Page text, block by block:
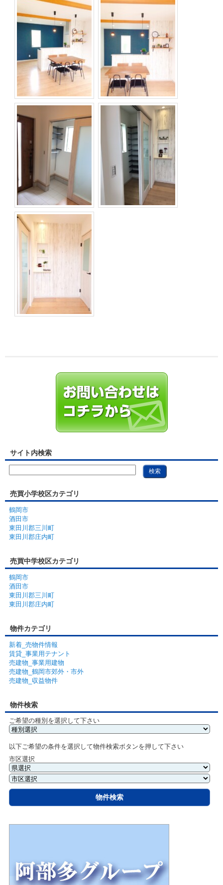
サイト内検索
売買小学校区カテゴリ
鶴岡市
酒田市
東田川郡三川町
東田川郡庄内町
売買中学校区カテゴリ
鶴岡市
酒田市
東田川郡三川町
東田川郡庄内町
物件カテゴリ
新着_売物件情報
賃貸_事業用テナント
売建物_事業用建物
売建物_鶴岡市郊外・市外
売建物_収益物件
物件検索
ご希望の種別を選択して下さい
以下ご希望の条件を選択して物件検索ボタンを押して下さい
市区選択